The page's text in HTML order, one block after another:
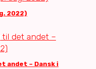
2022)
andet – Dansk i